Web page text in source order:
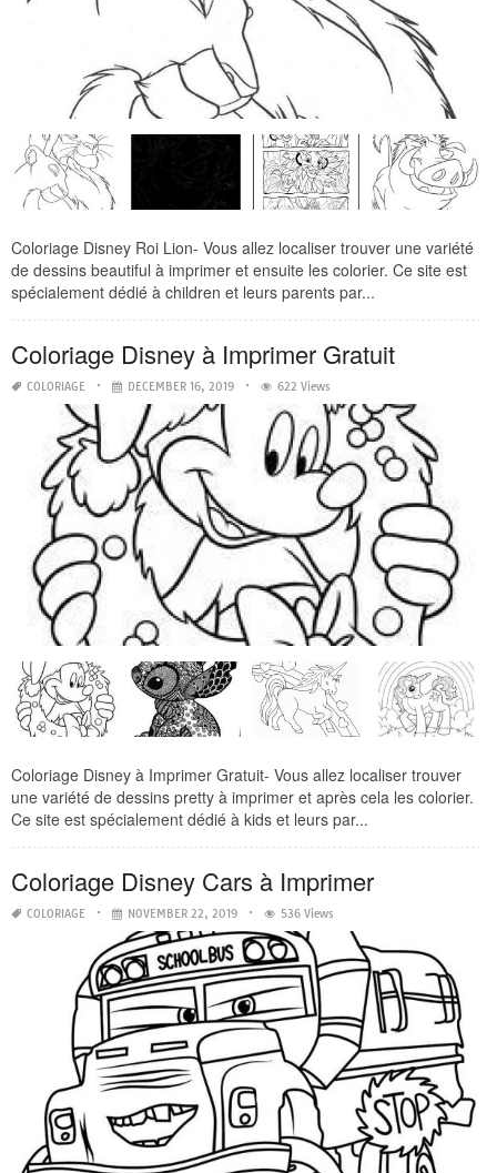
Coloriage Disney Roi Lion- Vous allez localiser trouver une variété
de dessins beautiful à imprimer et ensuite les colorier. Ce site est
spécialement dédié à children et leurs parents par...
Coloriage Disney à Imprimer Gratuit
COLORIAGE DECEMBER 16, 2019 622 Views
Coloriage Disney à Imprimer Gratuit- Vous allez localiser trouver
une variété de dessins pretty à imprimer et après cela les colorier.
Ce site est spécialement dédié à kids et leurs par...
Coloriage Disney Cars à Imprimer
COLORIAGE NOVEMBER 22, 2019 536 Views